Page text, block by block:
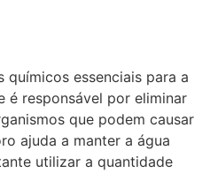
químicos essenciais para a
é responsável por eliminar
que podem causar
ajuda a manter a água
utilizar a quantidade